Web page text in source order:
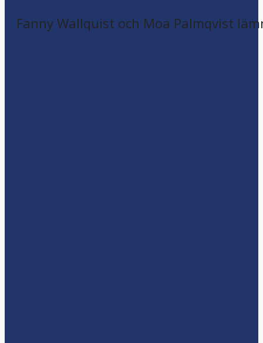
Fanny Wallquist och Moa Palmqvist